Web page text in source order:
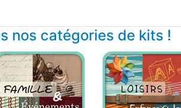
nos catégories de kits !